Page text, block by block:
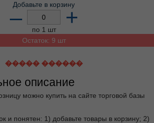
Добавьте в корзину
– +
по 1 шт
Остаток: 9 шт
����� ������
описание
можно купить на сайте торговой базы
и понятен: 1) добавьте товары в корзину; 2)